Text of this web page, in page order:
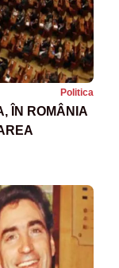
Politica
ÎN ROMÂNIA